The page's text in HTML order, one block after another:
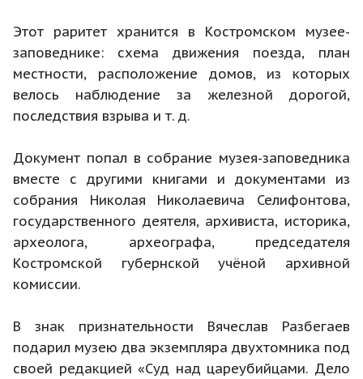
Этот раритет хранится в Костромском музее-
заповеднике: схема движения поезда, план
местности, расположение домов, из которых
велось наблюдение за железной дорогой,
последствия взрыва и т. д.
Документ попал в собрание музея-заповедника
вместе с другими книгами и документами из
собрания Николая Николаевича Селифонтова,
государственного деятеля, архивиста, историка,
археолога, археографа, председателя
Костромской губернской учёной архивной
комиссии.
В знак признательности Вячеслав Разбегаев
подарил музею два экземпляра двухтомника под
своей редакцией «Суд над цареубийцами. Дело